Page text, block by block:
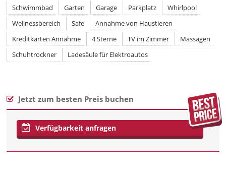
Schwimmbad Garten Garage Parkplatz
Whirlpool
Wellnessbereich
Safe
Annahme von Haustieren
Kreditkarten Annahme
4 Sterne TV im Zimmer
Massagen
Schuhtrockner
Ladesäule für Elektroautos
Jetzt zum besten Preis buchen
Verfügbarkeit anfragen